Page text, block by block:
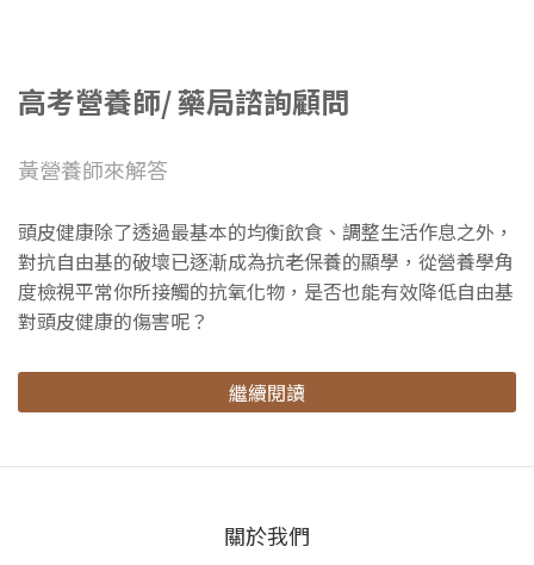
高考營養師/ 藥局諮詢顧問​
黃營養師來解答
頭皮健康除了透過最基本的均衡飲食、調整生活作息之外，
對抗自由基的破壞已逐漸成為抗老保養的顯學，從營養學角
度檢視平常你所接觸的抗氧化物，是否也能有效降低自由基
對頭皮健康的傷害呢？
繼續閱讀
關於我們